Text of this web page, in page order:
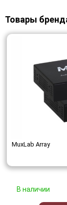
Товары
MuxLab Array
В наличии